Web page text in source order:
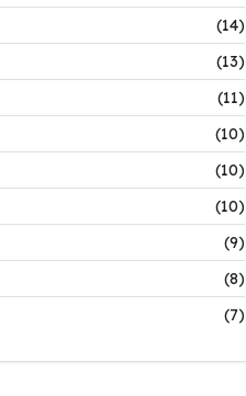
(14)
(13)
(11)
(10)
(10)
(10)
(9)
(8)
(7)